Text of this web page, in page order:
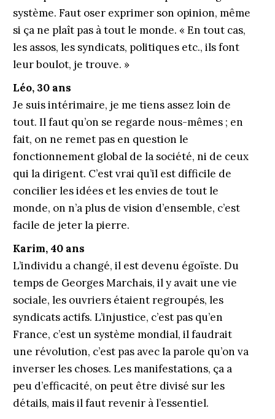
système. Faut oser exprimer son opinion, même
si ça ne plaît pas à tout le monde. « En tout cas,
les assos, les syndicats, politiques etc., ils font
leur boulot, je trouve. »
Léo, 30 ans
Je suis intérimaire, je me tiens assez loin de
tout. Il faut qu’on se regarde nous-mêmes ; en
fait, on ne remet pas en question le
fonctionnement global de la société, ni de ceux
qui la dirigent. C’est vrai qu’il est difficile de
concilier les idées et les envies de tout le
monde, on n’a plus de vision d’ensemble, c’est
facile de jeter la pierre.
Karim, 40 ans
L’individu a changé, il est devenu égoïste. Du
temps de Georges Marchais, il y avait une vie
sociale, les ouvriers étaient regroupés, les
syndicats actifs. L’injustice, c’est pas qu’en
France, c’est un système mondial, il faudrait
une révolution, c’est pas avec la parole qu’on va
inverser les choses. Les manifestations, ça a
peu d’efficacité, on peut être divisé sur les
détails, mais il faut revenir à l’essentiel.